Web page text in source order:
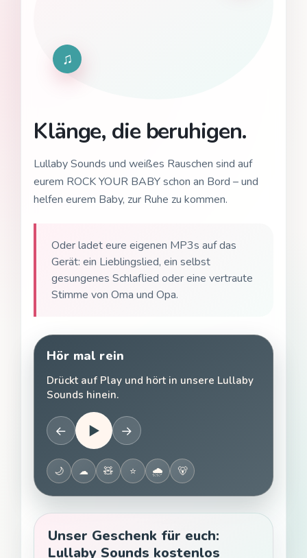
♫
Klänge, die beruhigen.
Lullaby Sounds und weißes Rauschen sind auf
eurem ROCK YOUR BABY schon an Bord – und
helfen eurem Baby, zur Ruhe zu kommen.
Oder ladet eure eigenen MP3s auf das
Gerät: ein Lieblingslied, ein selbst
gesungenes Schlaflied oder eine vertraute
Stimme von Oma und Opa.
Hör mal rein
Drückt auf Play und hört in unsere Lullaby
Sounds hinein.
← ▶ →
🌙 ☁ 🧸 ⭐ 🌧 🐻
Unser Geschenk für euch:
Lullaby Sounds kostenlos